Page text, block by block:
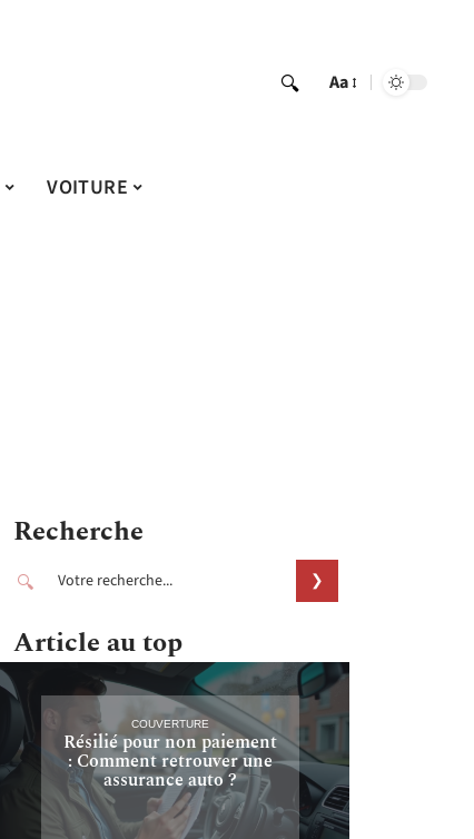
Aa
VOITURE
Recherche
Article au top
COUVERTURE
Résilié pour non paiement
: Comment retrouver une
assurance auto ?